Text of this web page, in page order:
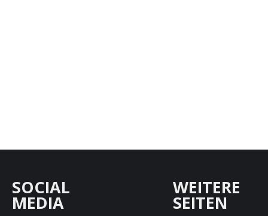
SOCIAL
MEDIA
WEITERE
SEITEN